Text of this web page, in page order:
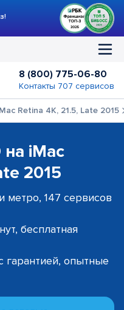
8 (800) 775-06-80
Контакты 707 сервисов
Retina 4K, 21.5, Late 2015
iMac
2015
метро, 147 сервисов
бесплатная
гарантией, опытные